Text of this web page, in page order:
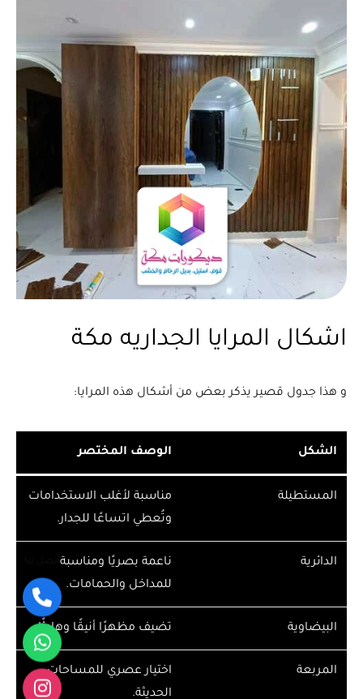
اشكال المرايا الجداريه مكة
و هذا جدول قصير يذكر بعض من أشكال هذه المرايا:
الشكل الوصف المختصر
المستطيلة
مناسبة لأغلب الاستخدامات
وتُعطي اتساعًا للجدار.
الدائرية
ناعمة بصريًا ومناسبة
للمداخل والحمامات.
البيضاوية تضيف مظهرًا أنيقًا وهادئًا.
المربعة
اختيار عصري للمساحات
الحديثة.